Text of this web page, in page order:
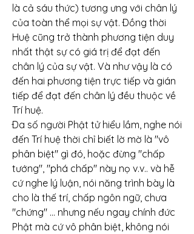
là cả sáu thức) tương ưng với chân lý
của toàn thể mọi sự vật. Ðồng thời
Huệ cũng trở thành phương tiện duy
nhất thật sự có giá trị để đạt đến
chân lý của sự vật. Và như vậy là có
đến hai phương tiện trực tiếp và gián
tiếp để đạt đến chân lý đều thuộc về
Trí huệ.
Ða số người Phật tử hiểu lầm, nghe nói
đến Trí huệ thời chỉ biết lờ mờ là "vô
phân biệt" gì đó, hoặc đừng "chấp
tướng", "phá chấp" này nọ v.v.. và hễ
cứ nghe lý luận, nói năng trình bày là
cho là thế trí, chấp ngôn ngữ, chưa
"chứng" ... nhưng nếu ngay chính đức
Phật mà cứ vô phân biệt, không nói